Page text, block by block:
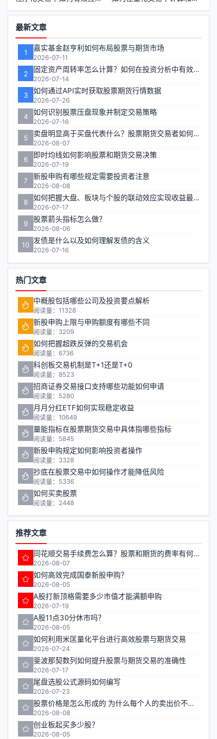
功
能
区
最新文章
1 嘉实基金赵亨利如何布局股票与期货市场
2026-07-11
2 固定资产周转率怎么计算？如何在投资分析中有效运用？
2026-07-14
3 如何通过API实时获取股票期货行情数据
2026-07-26
4 如何识别股票压盘现象并制定交易策略
2026-07-16
5 卖盘明显高于买盘代表什么？股票期货交易者如何应对
2026-08-07
6 即时均线如何影响股票和期货交易决策
2026-07-19
7 新股申购有哪些规定需要投资者注意
2026-08-08
8 如何把握大盘、板块与个股的联动效应实现收益最大化？
2026-07-17
9 股票箭头指标怎么做？
2026-08-06
10 发债是什么以及如何理解发债的含义
2026-07-16
热门文章
中概股包括哪些公司及投资要点解析
阅读量：11328
新股申购上限与申购额度有哪些不同
阅读量：3209
如何把握超跌反弹的交易机会
阅读量：6736
科创板交易机制是T+1还是T+0
阅读量：8523
招商证券交易接口支持哪些功能如何申请
阅读量：5280
月月分红ETF如何实现稳定收益
阅读量：10649
量能指标在股票期货交易中具体指哪些指标
阅读量：5845
新股申购规定如何影响投资者操作
阅读量：3328
抄底在股票交易中如何操作才能降低风险
阅读量：5336
如何买卖股票
阅读量：2448
推荐文章
同花顺交易手续费怎么算？股票和期货的费率有何不同？
2026-08-07
如何高效完成国泰新股申购？
2026-08-05
A股打新顶格需要多少市值才能满额申购
2026-07-19
A股11点30分休市吗？
2026-08-05
如何利用米匡量化平台进行高效股票与期货交易
2026-07-24
斐波那契数列如何提升股票与期货交易的准确性
2026-07-17
尾盘选股公式源码如何编写
2026-07-23
股票价格是怎么形成的 为什么每个人的卖出价不一样
2026-08-08
创业板起买多少股？
2026-08-05